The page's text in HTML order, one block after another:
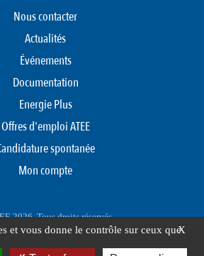
Nous contacter
Actualités
Événements
Documentation
Energie Plus
Offres d'emploi ATEE
spontanée
Mon compte
2026. Tous droits réservés
personnelles Plan du site
X
et vous donne le contrôle sur ceux que